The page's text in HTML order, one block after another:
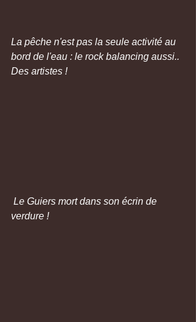
La pêche n'est pas la seule activité au
bord de l'eau : le rock balancing aussi..
Des artistes !
verdure !